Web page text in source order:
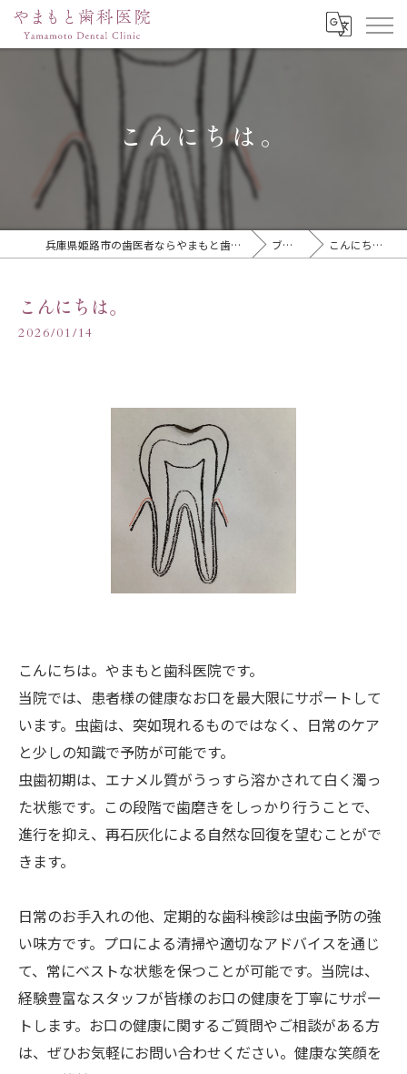
こんにちは。
兵庫県姫路市の歯医者ならやまもと歯科医院 ブログ こんにちは。
こんにちは。
2026/01/14
こんにちは。やまもと歯科医院です。
当院では、患者様の健康なお口を最大限にサポートして
います。虫歯は、突如現れるものではなく、日常のケア
と少しの知識で予防が可能です。
虫歯初期は、エナメル質がうっすら溶かされて白く濁っ
た状態です。この段階で歯磨きをしっかり行うことで、
進行を抑え、再石灰化による自然な回復を望むことがで
きます。
日常のお手入れの他、定期的な歯科検診は虫歯予防の強
い味方です。プロによる清掃や適切なアドバイスを通じ
て、常にベストな状態を保つことが可能です。当院は、
経験豊富なスタッフが皆様のお口の健康を丁寧にサポー
トします。お口の健康に関するご質問やご相談がある方
は、ぜひお気軽にお問い合わせください。健康な笑顔を